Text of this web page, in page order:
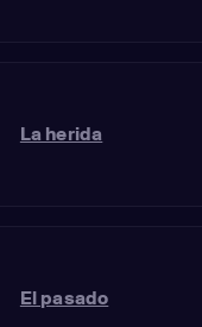
La herida
El pasado